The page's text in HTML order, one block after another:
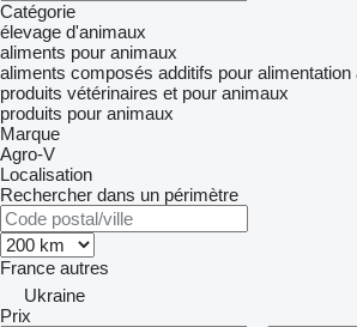
Catégorie
élevage d'animaux
aliments pour animaux
aliments composés additifs pour alimentation
produits vétérinaires et pour animaux
produits pour animaux
Marque
Agro-V
Localisation
Rechercher dans un périmètre
France autres
Ukraine
Prix